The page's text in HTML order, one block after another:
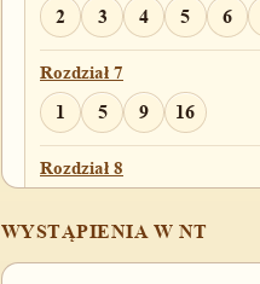
2 3 4 5 6
Rozdział 7
1 5 9 16
Rozdział 8
Rozdział 9
WYSTĄPIENIA W NT